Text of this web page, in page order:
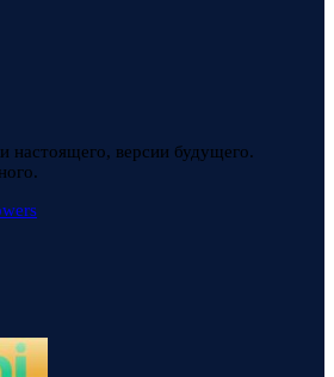
настоящего, версии будущего.